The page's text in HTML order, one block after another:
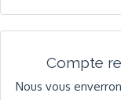
Compte
Nous vous